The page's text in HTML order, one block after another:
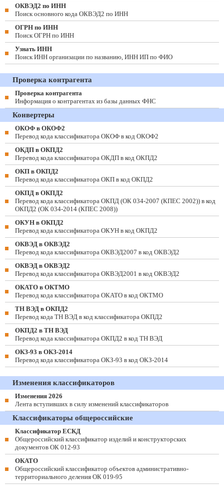
ОКВЭД2 по ИНН
Поиск основного кода ОКВЭД2 по ИНН
ОГРН по ИНН
Поиск ОГРН по ИНН
Узнать ИНН
Поиск ИНН организации по названию, ИНН ИП по ФИО
Проверка контрагента
Проверка контрагента
Информация о контрагентах из базы данных ФНС
Конвертеры
ОКОФ в ОКОФ2
Перевод кода классификатора ОКОФ в код ОКОФ2
ОКДП в ОКПД2
Перевод кода классификатора ОКДП в код ОКПД2
ОКП в ОКПД2
Перевод кода классификатора ОКП в код ОКПД2
ОКПД в ОКПД2
Перевод кода классификатора ОКПД (ОК 034-2007 (КПЕС 2002)) в код
ОКПД2 (ОК 034-2014 (КПЕС 2008))
ОКУН в ОКПД2
Перевод кода классификатора ОКУН в код ОКПД2
ОКВЭД в ОКВЭД2
Перевод кода классификатора ОКВЭД2007 в код ОКВЭД2
ОКВЭД в ОКВЭД2
Перевод кода классификатора ОКВЭД2001 в код ОКВЭД2
ОКАТО в ОКТМО
Перевод кода классификатора ОКАТО в код ОКТМО
ТН ВЭД в ОКПД2
Перевод кода ТН ВЭД в код классификатора ОКПД2
ОКПД2 в ТН ВЭД
Перевод кода классификатора ОКПД2 в код ТН ВЭД
ОКЗ-93 в ОКЗ-2014
Перевод кода классификатора ОКЗ-93 в код ОКЗ-2014
Изменения классификаторов
Изменения 2026
Лента вступивших в силу изменений классификаторов
Классификаторы общероссийские
Классификатор ЕСКД
Общероссийский классификатор изделий и конструкторских
документов ОК 012-93
ОКАТО
Общероссийский классификатор объектов административно-
территориального деления ОК 019-95